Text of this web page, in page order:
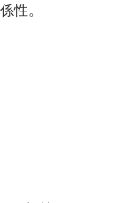
性。